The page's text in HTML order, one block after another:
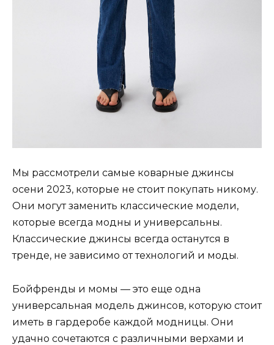
Мы рассмотрели самые коварные джинсы
осени 2023, которые не стоит покупать никому.
Они могут заменить классические модели,
которые всегда модны и универсальны.
Классические джинсы всегда останутся в
тренде, не зависимо от технологий и моды.
Бойфренды и момы — это еще одна
универсальная модель джинсов, которую стоит
иметь в гардеробе каждой модницы. Они
удачно сочетаются с различными верхами и